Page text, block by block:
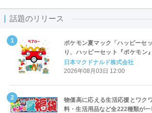
話題のリリース
ポケモン夏マック「ハッピーセ
り、ハッピーセット『ポケモン
定登場
日本マクドナルド株式会社
2026年08月03日 12:00
物価高に応える生活応援とワク
料・生活用品など全222種類が